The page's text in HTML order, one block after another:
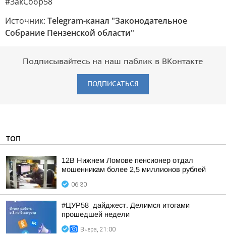
Источник: Telegram-канал "Законодательное
Собрание Пензенской области"
Подписывайтесь на наш паблик в ВКонтакте
ПОДПИСАТЬСЯ
ТОП
12В Нижнем Ломове пенсионер отдал
мошенникам более 2,5 миллионов рублей
06:30
#ЦУР58_дайджест. Делимся итогами
прошедшей недели
Вчера, 21:00